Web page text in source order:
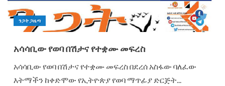
ንጋት ጋዜጣ
አሳሳቢው የወባ በሽታና የተቋሙ መፍረስ
አሳሳቢው የወባ በሽታና የተቋሙ መፍረስ በደረሰ አስፋው ባለፈው
እትማችን ከቀድሞው የኢትዮጵያ የወባ ማጥፊያ ድርጅት...